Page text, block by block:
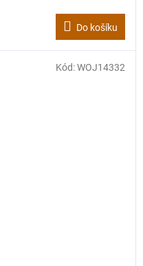
Do košíku
Kód:WOJ14332